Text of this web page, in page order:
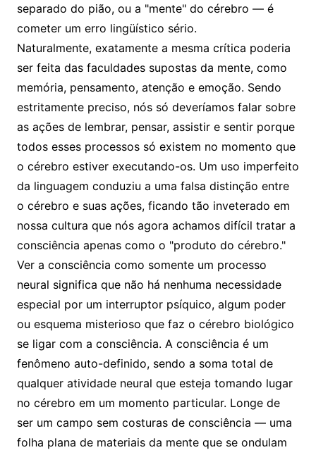
separado do pião, ou a "mente" do cérebro — é
cometer um erro lingüístico sério.
Naturalmente, exatamente a mesma crítica poderia
ser feita das faculdades supostas da mente, como
memória, pensamento, atenção e emoção. Sendo
estritamente preciso, nós só deveríamos falar sobre
as ações de lembrar, pensar, assistir e sentir porque
todos esses processos só existem no momento que
o cérebro estiver executando-os. Um uso imperfeito
da linguagem conduziu a uma falsa distinção entre
o cérebro e suas ações, ficando tão inveterado em
nossa cultura que nós agora achamos difícil tratar a
consciência apenas como o "produto do cérebro."
Ver a consciência como somente um processo
neural significa que não há nenhuma necessidade
especial por um interruptor psíquico, algum poder
ou esquema misterioso que faz o cérebro biológico
se ligar com a consciência. A consciência é um
fenômeno auto-definido, sendo a soma total de
qualquer atividade neural que esteja tomando lugar
no cérebro em um momento particular. Longe de
ser um campo sem costuras de consciência — uma
folha plana de materiais da mente que se ondulam